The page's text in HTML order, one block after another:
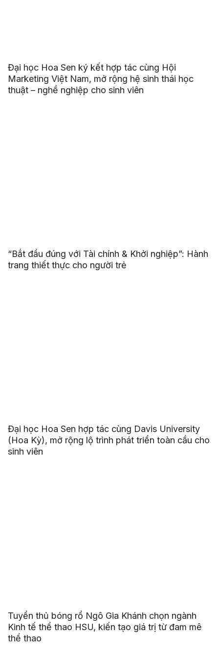
Đại học Hoa Sen ký kết hợp tác cùng Hội
Marketing Việt Nam, mở rộng hệ sinh thái học
thuật – nghề nghiệp cho sinh viên
“Bắt đầu đúng với Tài chính & Khởi nghiệp”: Hành
trang thiết thực cho người trẻ
Đại học Hoa Sen hợp tác cùng Davis University
(Hoa Kỳ), mở rộng lộ trình phát triển toàn cầu cho
sinh viên
Tuyển thủ bóng rổ Ngô Gia Khánh chọn ngành
Kinh tế thể thao HSU, kiến tạo giá trị từ đam mê
thể thao